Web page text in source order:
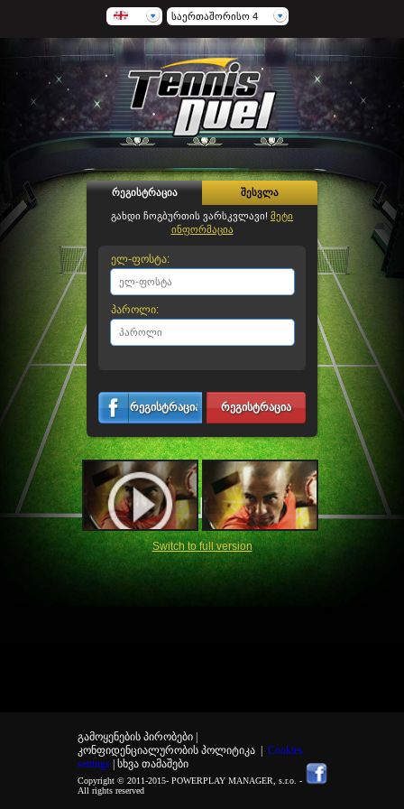
საერთაშორისო 4
რეგისტრაცია შესვლა
გახდი ჩოგბურთის ვარსკვლავი! მეტი
ინფორმაცია
ელ-ფოსტა:
პაროლი:
რეგისტრაცია რეგისტრაცია
Switch to full version
გამოყენების პირობები |
კონფიდენციალურობის პოლიტიკა| Cookies
settings
| სხვა თამაშები
Copyright © 2011-2015- POWERPLAY MANAGER, s.r.o. -
All rights reserved